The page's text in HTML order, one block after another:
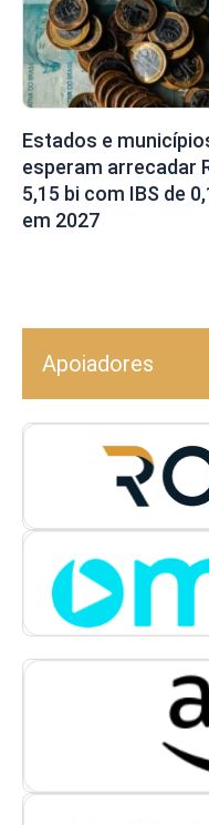
Estados e
esperam arrecadar
5,15 bi com IBS de
em 2027
Apoiadores